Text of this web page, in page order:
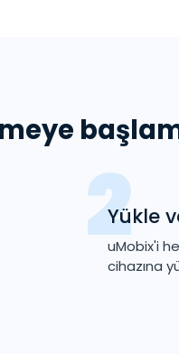
Yükle
uMobix'i
cihazına